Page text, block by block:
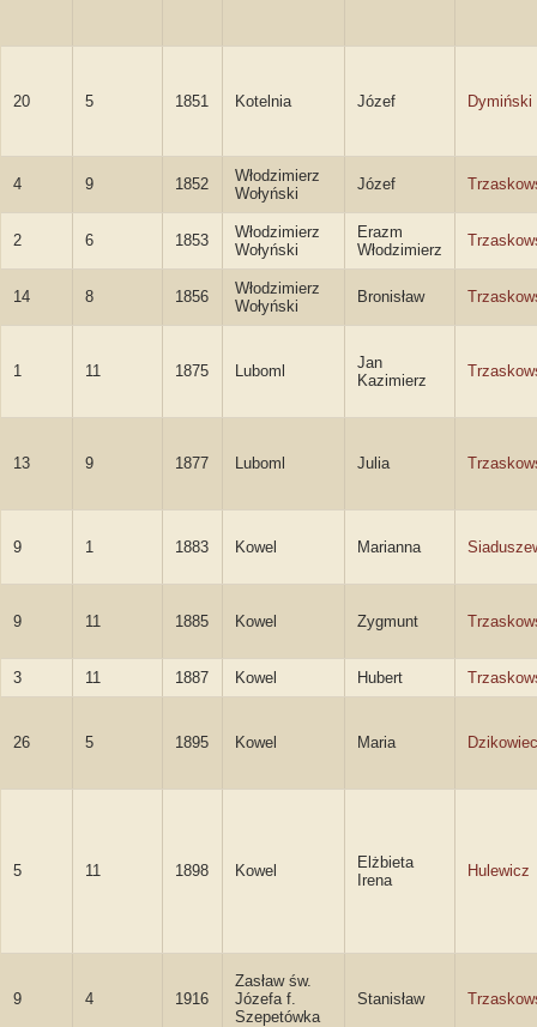
20 5 1851 Kotelnia Józef Dymiński
4 9 1852
Włodzimierz
Wołyński
Józef
2 6 1853
Włodzimierz
Wołyński
Erazm
Włodzimierz
14 8 1856
Włodzimierz
Wołyński
Bronisław
1 11 1875 Luboml
Jan
Kazimierz
13 9 1877 Luboml Julia
9 1 1883 Kowel Marianna
9 11 1885 Kowel Zygmunt
3 11 1887 Kowel Hubert
26 5 1895 Kowel Maria
5 11 1898 Kowel
Elżbieta
Irena
Hulewicz
9 4 1916
Zasław św.
Józefa f.
Szepetówka
Stanisław